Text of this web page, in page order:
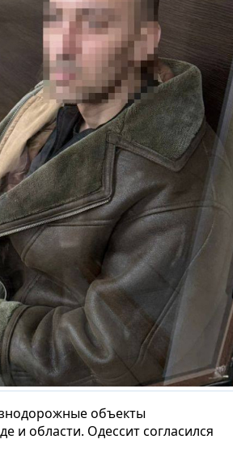
объекты
и области. Одессит согласился